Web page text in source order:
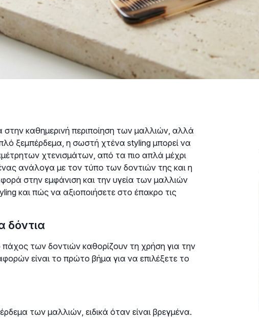
στην καθημερινή περιποίηση των μαλλιών, αλλά
ξεμπέρδεμα, η σωστή χτένα styling μπορεί να
χτενισμάτων, από τα πιο απλά μέχρι
ανάλογα με τον τύπο των δοντιών της και η
στην εμφάνιση και την υγεία των μαλλιών
και πώς να αξιοποιήσετε στο έπακρο τις
δόντια
πάχος των δοντιών καθορίζουν τη χρήση για την
είναι το πρώτο βήμα για να επιλέξετε το
των μαλλιών, ειδικά όταν είναι βρεγμένα.